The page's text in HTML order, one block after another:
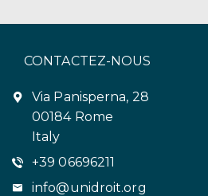
CONTACTEZ-NOUS
Via Panisperna, 28
00184 Rome
Italy
+39 06696211
info@unidroit.org